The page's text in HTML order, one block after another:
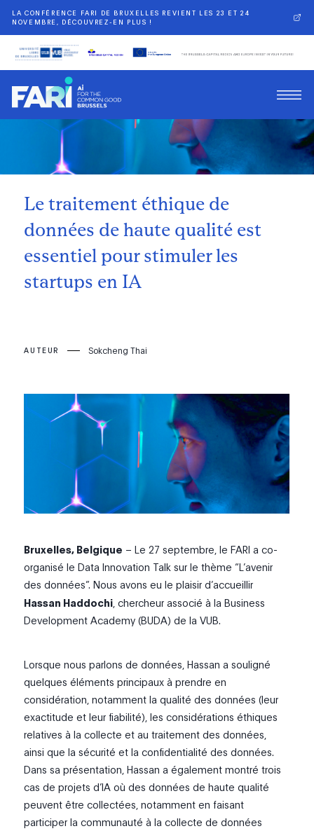
LA CONFÉRENCE FARI DE BRUXELLES REVIENT LES 23 ET 24
NOVEMBRE, DÉCOUVREZ-EN PLUS !
Retour
Le traitement éthique de
données de haute qualité est
essentiel pour stimuler les
startups en IA
AUTEUR Sokcheng Thai
Bruxelles, Belgique – Le 27 septembre, le FARI a co-
organisé le Data Innovation Talk sur le thème “L’avenir
des données”. Nous avons eu le plaisir d’accueillir
Hassan Haddochi , chercheur associé à la Business
Development Academy (BUDA) de la VUB.
Lorsque nous parlons de données, Hassan a souligné
quelques éléments principaux à prendre en
considération, notamment la qualité des données (leur
exactitude et leur fiabilité), les considérations éthiques
relatives à la collecte et au traitement des données,
ainsi que la sécurité et la confidentialité des données.
Dans sa présentation, Hassan a également montré trois
cas de projets d’IA où des données de haute qualité
peuvent être collectées, notamment en faisant
participer la communauté à la collecte de données